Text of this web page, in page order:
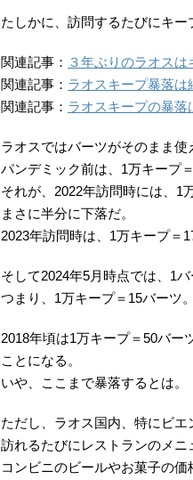
たしかに、訪問するたびにキー
関連記事： ３年ぶりのラオス
関連記事： ラオスキープ暴落
関連記事： ラオスキープの暴落
ラオスではバーツがそのまま使
パンデミック前は、1万キープ
それが、2022年訪問時には、1
まさに半分に下落だ。
2023年訪問時は、1万キープ＝
そして2024年5月時点では、1バ
つまり、1万キープ＝15バーツ。
2018年頃は1万キープ＝50バー
ことになる。
いや、ここまで暴落するとは。
ただし、ラオス国内、特にビエ
訪れるたびにレストランのメニ
コンビニのビールやお菓子の価